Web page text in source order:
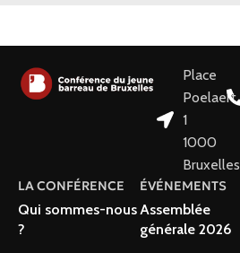
Place
Poelaert
1
1000
Bruxelles
LA CONFÉRENCE
Qui sommes-nous
?
ÉVÉNEMENTS
Assemblée
générale 2026